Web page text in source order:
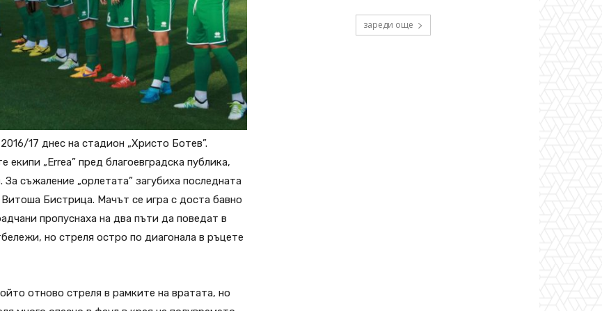
17 днес на стaдион „Христо Ботев”.
„Errea” пред благоевградска публика,
съжаление „орлетата” загубиха последната
Бистрица. Мачът се игра с доста бавно
пропуснаха на два пъти да поведат в
но стреля остро по диагонала в ръцете
отново стреля в рамките на вратата, но
зареди още